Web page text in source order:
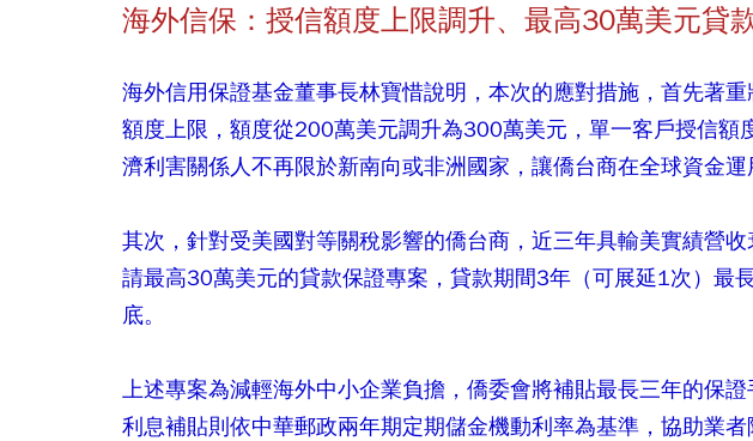
海外信保：授信額度上限調升、最高30萬美元貸
海外信用保證基金董事長林寶惜說明，本次的應對措施，首先著
額度上限，額度從200萬美元調升為300萬美元，單一客戶授信額
濟利害關係人不再限於新南向或非洲國家，讓僑台商在全球資金運
其次，針對受美國對等關稅影響的僑台商，近三年具輸美實績營
請最高30萬美元的貸款保證專案，貸款期間3年（可展延1次）最
底。
上述專案為減輕海外中小企業負擔，僑委會將補貼最長三年的保
利息補貼則依中華郵政兩年期定期儲金機動利率為基準，協助業者